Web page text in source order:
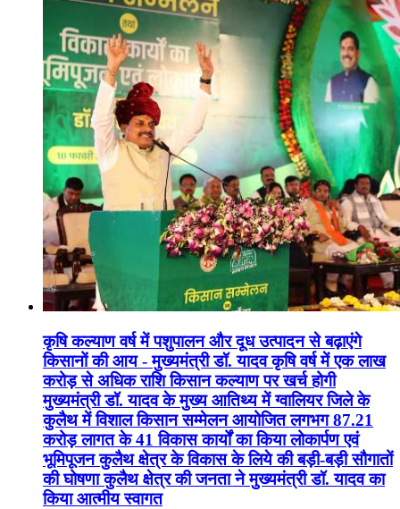
कृषि कल्याण वर्ष में पशुपालन और दूध उत्पादन से बढ़ाएंगे
किसानों की आय - मुख्यमंत्री डॉ. यादव कृषि वर्ष में एक लाख
करोड़ से अधिक राशि किसान कल्याण पर खर्च होगी
मुख्यमंत्री डॉ. यादव के मुख्य आतिथ्य में ग्वालियर जिले के
कुलैथ में विशाल किसान सम्मेलन आयोजित लगभग 87.21
करोड़ लागत के 41 विकास कार्यों का किया लोकार्पण एवं
भूमिपूजन कुलैथ क्षेत्र के विकास के लिये की बड़ी-बड़ी सौगातों
की घोषणा कुलैथ क्षेत्र की जनता ने मुख्यमंत्री डॉ. यादव का
किया आत्मीय स्वागत